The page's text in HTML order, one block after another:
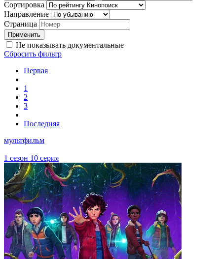
Сортировка
Направление
Страница
Не показывать документальные
Сбросить фильтр
Первая
1
2
3
Последняя
мультфильм
1 сезон 10 серия